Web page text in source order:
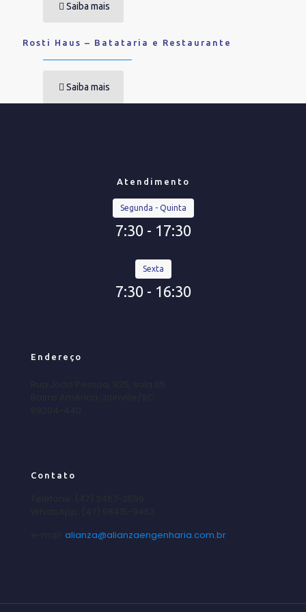
Saiba mais
Rosti Haus – Batataria e Restaurante
Saiba mais
Atendimento
Segunda - Quinta
7:30 - 17:30
Sexta
7:30 - 16:30
Endereço
Contato
alianza@alianzaengenharia.com.br